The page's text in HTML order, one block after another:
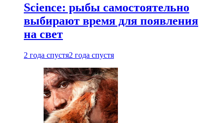
Science: рыбы самостоятельно
выбирают время для появления
на свет
2 года спустя2 года спустя